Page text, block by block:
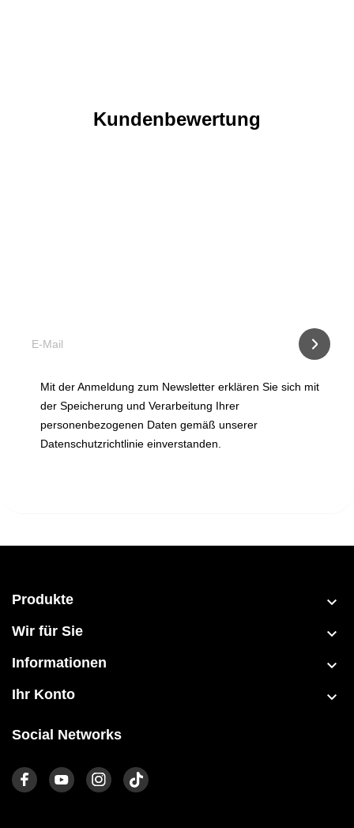
Kundenbewertung
Mit der Anmeldung zum Newsletter erklären Sie sich mit
der Speicherung und Verarbeitung Ihrer
personenbezogenen Daten gemäß unserer
Datenschutzrichtlinie einverstanden.
Produkte 
Wir für Sie 
Informationen 
Ihr Konto 
Social Networks